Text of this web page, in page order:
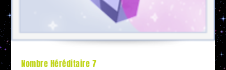
Nombre Héréditaire 7